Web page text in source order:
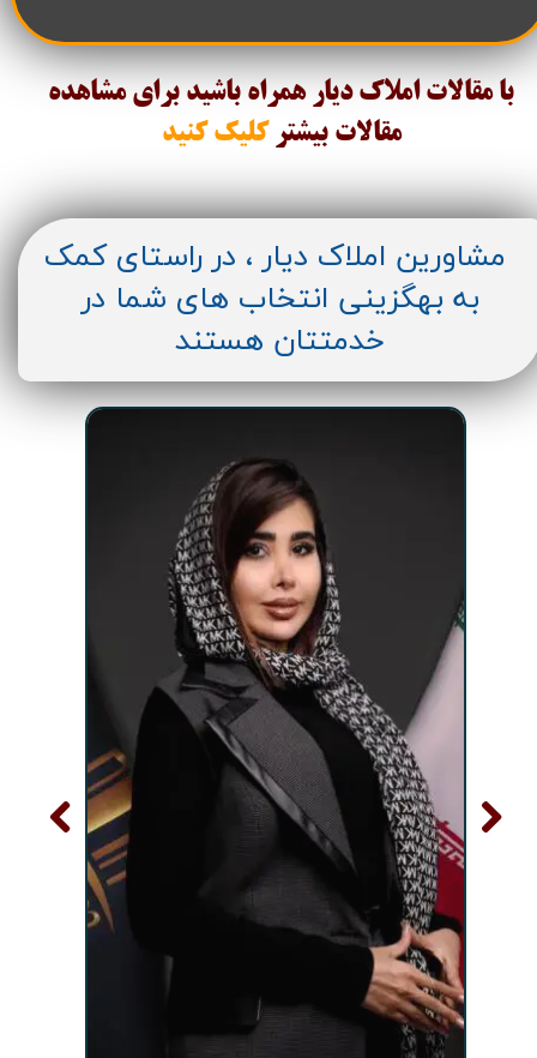
با مقالات املاک دیار همراه باشید برای مشاهده
مقالات بیشتر کلیک کنید
مشاورین املاک دیار ، در راستای کمک
به بهگزینی انتخاب های شما در
خدمتتان هستند